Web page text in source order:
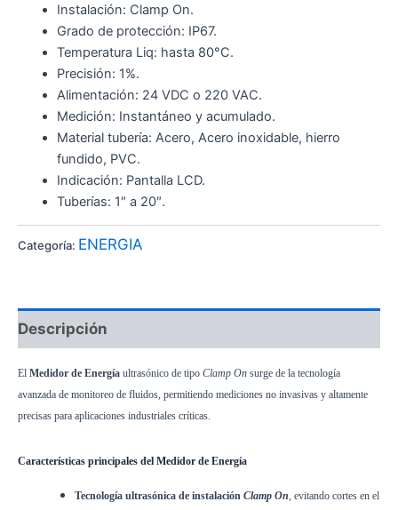
Instalación: Clamp On.
Grado de protección: IP67.
Temperatura Liq: hasta 80°C.
Precisión: 1%.
Alimentación: 24 VDC o 220 VAC.
Medición: Instantáneo y acumulado.
Material tubería: Acero, Acero inoxidable, hierro
fundido, PVC.
Indicación: Pantalla LCD.
Tuberías: 1″ a 20″.
Categoría: ENERGIA
Descripción
El Medidor de Energía ultrasónico de tipo Clamp On surge de la tecnología
avanzada de monitoreo de fluidos, permitiendo mediciones no invasivas y altamente
precisas para aplicaciones industriales críticas.
Características principales del Medidor de Energía
Tecnología ultrasónica de instalación Clamp On, evitando cortes en el